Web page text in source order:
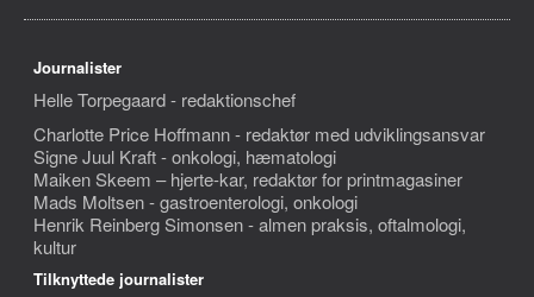
Journalister
Helle Torpegaard - redaktionschef
Charlotte Price Hoffmann - redaktør med udviklingsansvar
Signe Juul Kraft - onkologi, hæmatologi
Maiken Skeem – hjerte-kar, redaktør for printmagasiner
Mads Moltsen - gastroenterologi, onkologi
Henrik Reinberg Simonsen - almen praksis, oftalmologi,
kultur
Tilknyttede journalister